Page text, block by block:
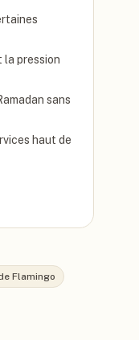
la pression
sans
haut de
Flamingo